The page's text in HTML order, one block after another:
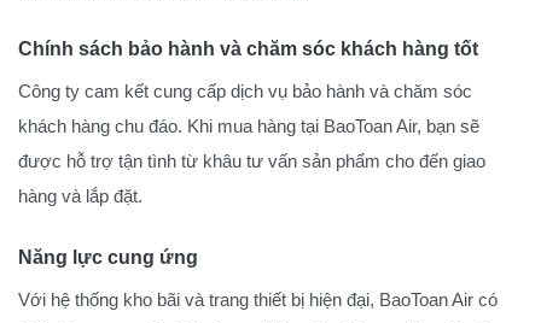
Chính sách bảo hành và chăm sóc khách hàng tốt
Công ty cam kết cung cấp dịch vụ bảo hành và chăm sóc
khách hàng chu đáo. Khi mua hàng tại BaoToan Air, bạn sẽ
được hỗ trợ tận tình từ khâu tư vấn sản phẩm cho đến giao
hàng và lắp đặt.
Năng lực cung ứng
Với hệ thống kho bãi và trang thiết bị hiện đại, BaoToan Air có